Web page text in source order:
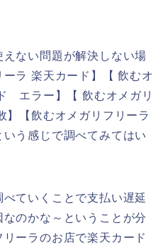
ない問題が解決しない場
ラ 楽天カード】【 飲むオ
エラー】【 飲むオメガリ
【飲むオメガリフリーラ
う感じで調べてみてはい
ていくことで支払い遅延
のかな～ということが分
ーラのお店で楽天カード